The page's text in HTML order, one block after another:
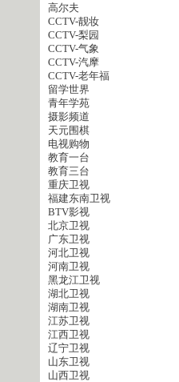
高尔夫
CCTV-靓妆
CCTV-梨园
CCTV-气象
CCTV-汽摩
CCTV-老年福
留学世界
青年学苑
摄影频道
天元围棋
电视购物
教育一台
教育三台
重庆卫视
福建东南卫视
BTV影视
北京卫视
广东卫视
河北卫视
河南卫视
黑龙江卫视
湖北卫视
湖南卫视
江苏卫视
江西卫视
辽宁卫视
山东卫视
山西卫视